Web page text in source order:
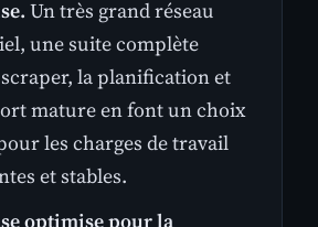
Un très grand réseau
une suite complète
la planification et
mature en font un choix
les charges de travail
et stables.
optimise pour la